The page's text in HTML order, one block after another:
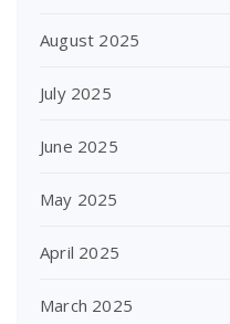
August 2025
July 2025
June 2025
May 2025
April 2025
March 2025